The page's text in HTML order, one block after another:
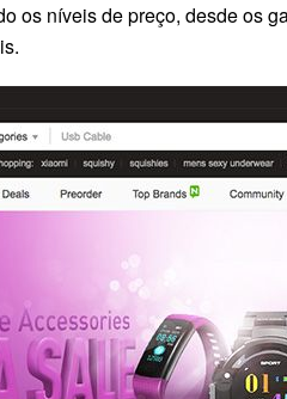
os níveis de preço, desde os